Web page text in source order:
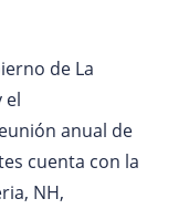
de La
el
anual de
cuenta con la
NH,